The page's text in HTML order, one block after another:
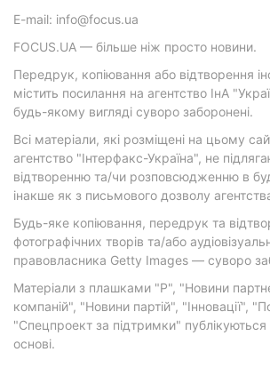
E-mail: info@focus.ua
FOCUS.UA — більше ніж просто новини.
Передрук, копіювання або відтворення
містить посилання на агентство ІнА
будь-якому вигляді суворо заборонені.
Всі матеріали, які розміщені на цьому
агентство "Інтерфакс-Україна", не
відтворенню та/чи розповсюдженню в
інакше як з письмового дозволу
Будь-яке копіювання, передрук та
фотографічних творів та/або
правовласника Getty Images — суворо
Матеріали з плашками "Р", "Новини
компаній", "Новини партій", "Інновації",
"Спецпроект за підтримки" публікуються
основі.